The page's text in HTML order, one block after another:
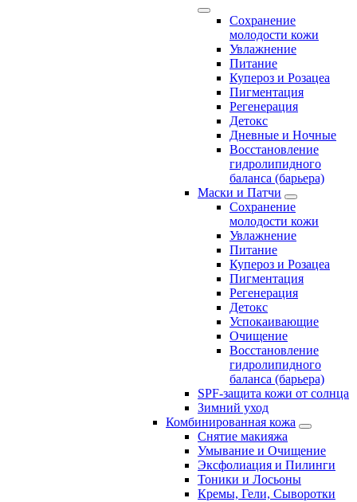
Сохранение
молодости кожи
Увлажнение
Питание
Купероз и Розацеа
Пигментация
Регенерация
Детокс
Дневные и Ночные
Восстановление
гидролипидного
баланса (барьера)
Маски и Патчи
Сохранение
молодости кожи
Увлажнение
Питание
Купероз и Розацеа
Пигментация
Регенерация
Детокс
Успокаивающие
Очищение
Восстановление
гидролипидного
баланса (барьера)
SPF-защита кожи от солнца
Зимний уход
Комбинированная кожа
Снятие макияжа
Умывание и Очищение
Эксфолиация и Пилинги
Тоники и Лосьоны
Кремы, Гели, Сыворотки